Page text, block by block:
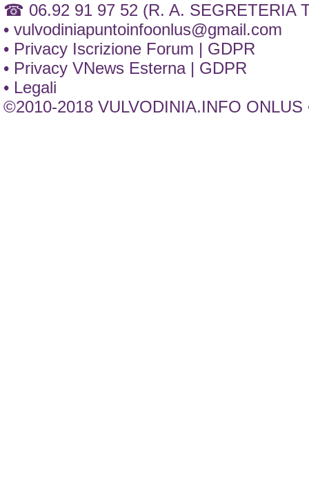
☎ 06.92 91 97 52 (R. A. SEGRETERIA
• vulvodiniapuntoinfoonlus@gmail.com
• Privacy Iscrizione Forum | GDPR
• Privacy VNews Esterna | GDPR
• Legali
©2010-2018 VULVODINIA.INFO ONLUS